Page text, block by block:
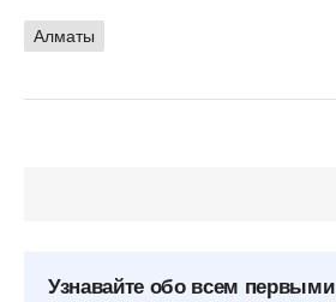
Алматы
Узнавайте обо всем первыми